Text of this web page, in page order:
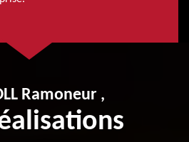
Ramoneur ,